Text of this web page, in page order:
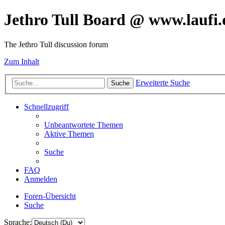
Jethro Tull Board @
The Jethro Tull discussion forum
Zum Inhalt
Suche Erweiterte Suche
Schnellzugriff
Unbeantwortete Themen
Aktive Themen
Suche
FAQ
Anmelden
Foren-Übersicht
Suche
Sprache: